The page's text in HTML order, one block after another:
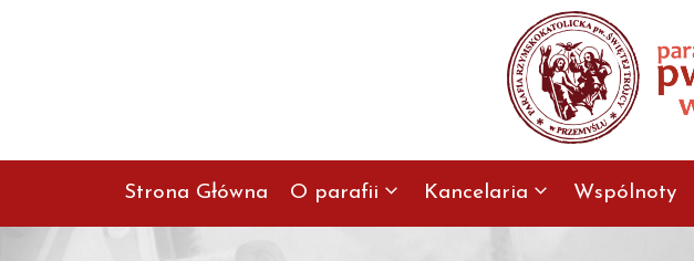
Strona Główna O parafii Kancelaria Wspólnoty